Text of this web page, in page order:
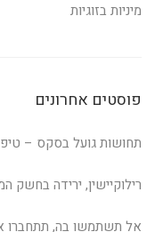
מיניות בזוגיות
פוסטים אחרונים
תחושות גועל בסקס –
רילוקיישין, ירידה בחשק
אל תשתמשו בה, תתחברו